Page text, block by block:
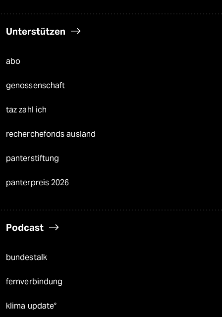
Unterstützen
abo
genossenschaft
taz zahl ich
recherchefonds ausland
panterstiftung
panterpreis 2026
Podcast
bundestalk
fernverbindung
klima update°